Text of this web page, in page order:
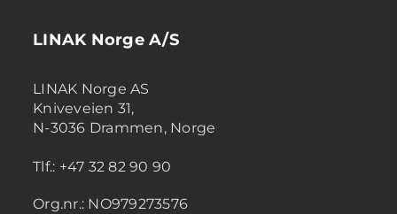
LINAK Norge A/S
LINAK Norge AS
Kniveveien 31,
N-3036 Drammen, Norge
Tlf.: +47 32 82 90 90
Org.nr.: NO979273576